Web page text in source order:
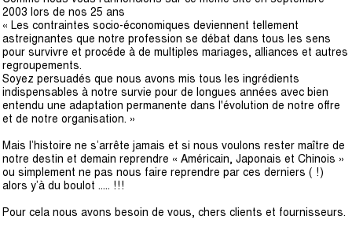
2003 lors de nos 25 ans
« Les contraintes socio-économiques deviennent tellement
astreignantes que notre profession se débat dans tous les sens
pour survivre et procéde à de multiples mariages, alliances et autres
regroupements.
Soyez persuadés que nous avons mis tous les ingrédients
indispensables à notre survie pour de longues années avec bien
entendu une adaptation permanente dans l'évolution de notre offre
et de notre organisation. »
Mais l’histoire ne s’arrête jamais et si nous voulons rester maître de
notre destin et demain reprendre « Américain, Japonais et Chinois »
ou simplement ne pas nous faire reprendre par ces derniers ( !)
alors y’à du boulot ….. !!!
Pour cela nous avons besoin de vous, chers clients et fournisseurs.